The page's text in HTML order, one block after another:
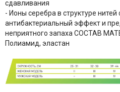
сдавливания
- Ионы серебра в структуре
антибактериальный эффект и
неприятного запаха СОСТАВ
Полиамид, эластан